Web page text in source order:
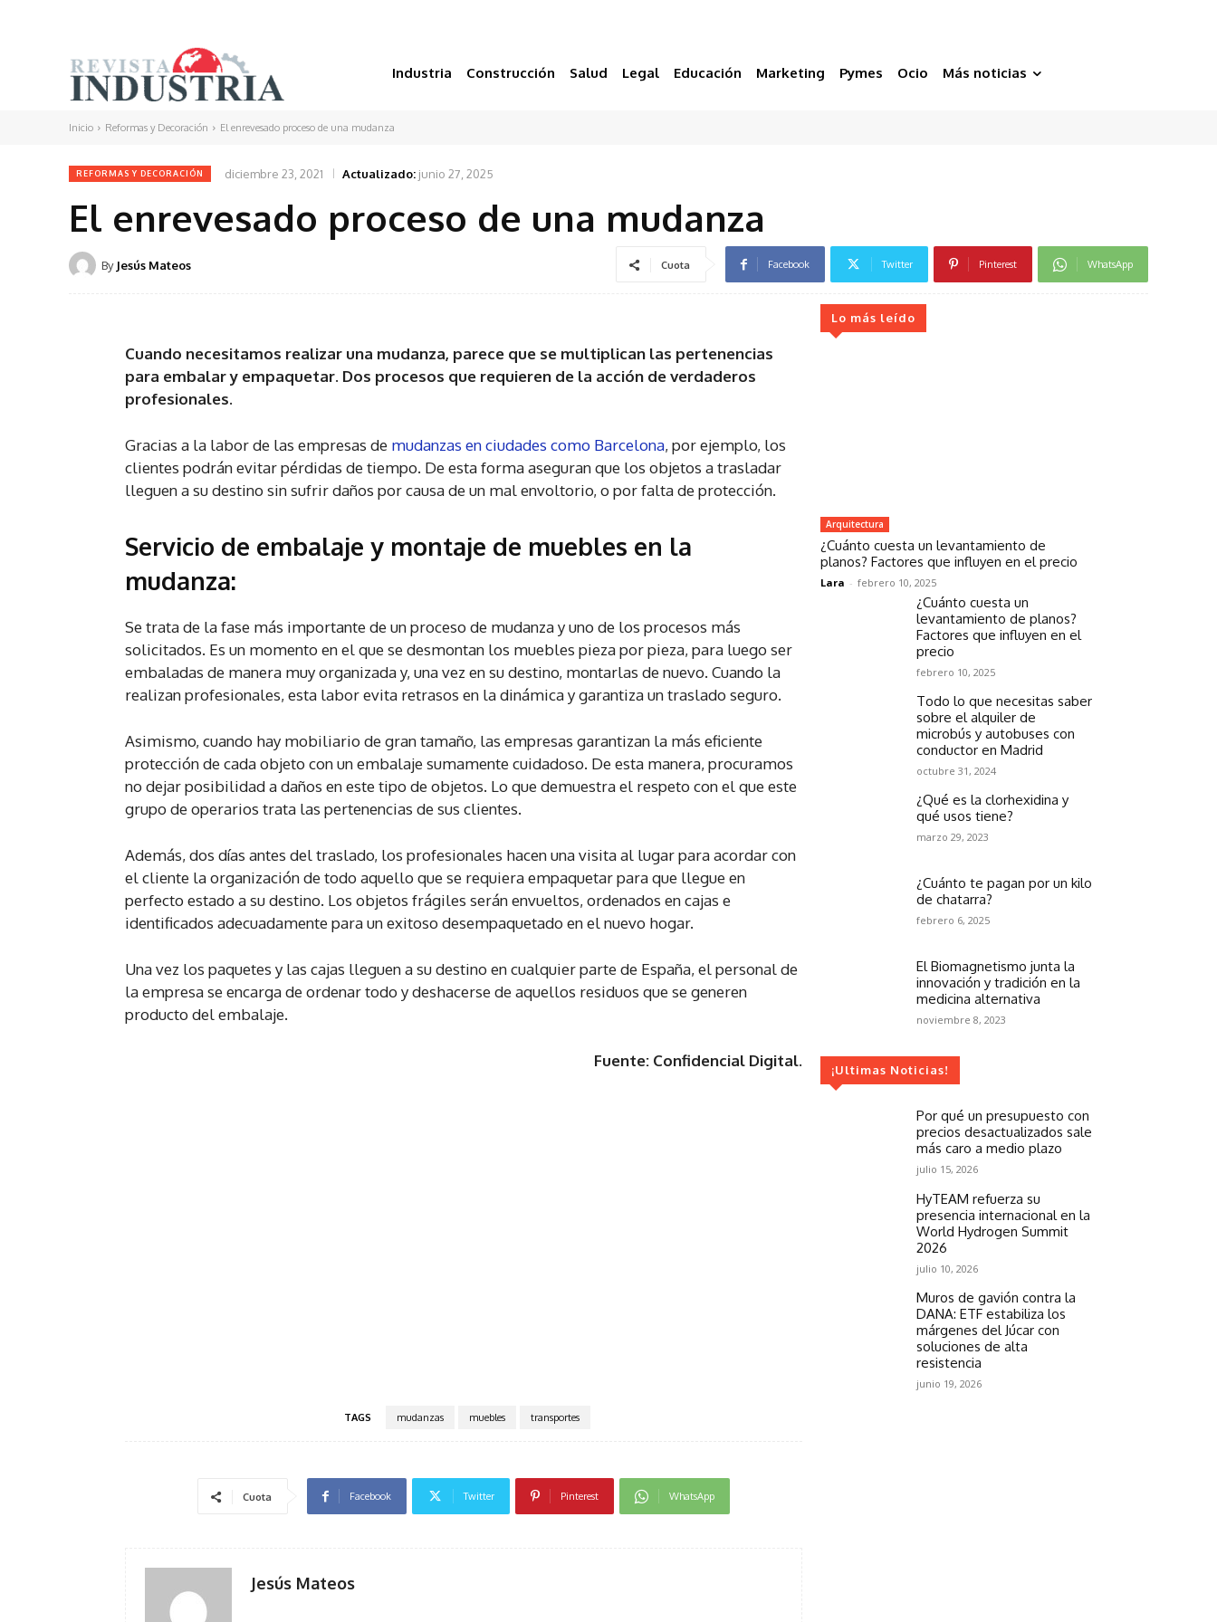
Industria Construcción Salud Legal Educación Marketing Pymes Ocio Más noticias
Inicio Reformas y Decoración El enrevesado proceso de una mudanza
REFORMAS Y DECORACIÓN diciembre 23, 2021 Actualizado: junio 27, 2025
El enrevesado proceso de una mudanza
By Jesús Mateos Cuota Facebook Twitter Pinterest WhatsApp
Cuando necesitamos realizar una mudanza, parece que se multiplican las pertenencias
para embalar y empaquetar. Dos procesos que requieren de la acción de verdaderos
profesionales.
Gracias a la labor de las empresas de mudanzas en ciudades como Barcelona, por ejemplo, los
clientes podrán evitar pérdidas de tiempo. De esta forma aseguran que los objetos a trasladar
lleguen a su destino sin sufrir daños por causa de un mal envoltorio, o por falta de protección.
Servicio de embalaje y montaje de muebles en la
mudanza:
Se trata de la fase más importante de un proceso de mudanza y uno de los procesos más
solicitados. Es un momento en el que se desmontan los muebles pieza por pieza, para luego ser
embaladas de manera muy organizada y, una vez en su destino, montarlas de nuevo. Cuando la
realizan profesionales, esta labor evita retrasos en la dinámica y garantiza un traslado seguro.
Asimismo, cuando hay mobiliario de gran tamaño, las empresas garantizan la más eficiente
protección de cada objeto con un embalaje sumamente cuidadoso. De esta manera, procuramos
no dejar posibilidad a daños en este tipo de objetos. Lo que demuestra el respeto con el que este
grupo de operarios trata las pertenencias de sus clientes.
Además, dos días antes del traslado, los profesionales hacen una visita al lugar para acordar con
el cliente la organización de todo aquello que se requiera empaquetar para que llegue en
perfecto estado a su destino. Los objetos frágiles serán envueltos, ordenados en cajas e
identificados adecuadamente para un exitoso desempaquetado en el nuevo hogar.
Una vez los paquetes y las cajas lleguen a su destino en cualquier parte de España, el personal de
la empresa se encarga de ordenar todo y deshacerse de aquellos residuos que se generen
producto del embalaje.
Fuente: Confidencial Digital.
TAGS mudanzas muebles transportes
Cuota Facebook Twitter Pinterest WhatsApp
Jesús Mateos
Lo más leído
Arquitectura
¿Cuánto cuesta un levantamiento de
planos? Factores que influyen en el precio
Lara - febrero 10, 2025
¿Cuánto cuesta un
levantamiento de planos?
Factores que influyen en el
precio
febrero 10, 2025
Todo lo que necesitas saber
sobre el alquiler de
microbús y autobuses con
conductor en Madrid
octubre 31, 2024
¿Qué es la clorhexidina y
qué usos tiene?
marzo 29, 2023
¿Cuánto te pagan por un kilo
de chatarra?
febrero 6, 2025
El Biomagnetismo junta la
innovación y tradición en la
medicina alternativa
noviembre 8, 2023
¡Ultimas Noticias!
Por qué un presupuesto con
precios desactualizados sale
más caro a medio plazo
julio 15, 2026
HyTEAM refuerza su
presencia internacional en la
World Hydrogen Summit
2026
julio 10, 2026
Muros de gavión contra la
DANA: ETF estabiliza los
márgenes del Júcar con
soluciones de alta
resistencia
junio 19, 2026